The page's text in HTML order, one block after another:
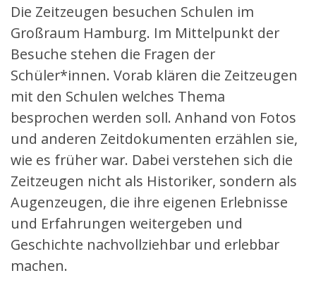
Die Zeitzeugen besuchen Schulen im
Großraum Hamburg. Im Mittelpunkt der
Besuche stehen die Fragen der
Schüler*innen. Vorab klären die Zeitzeugen
mit den Schulen welches Thema
besprochen werden soll. Anhand von Fotos
und anderen Zeitdokumenten erzählen sie,
wie es früher war. Dabei verstehen sich die
Zeitzeugen nicht als Historiker, sondern als
Augenzeugen, die ihre eigenen Erlebnisse
und Erfahrungen weitergeben und
Geschichte nachvollziehbar und erlebbar
machen.